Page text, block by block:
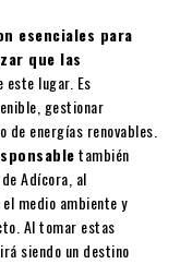
esenciales para
que las
lugar. Es
gestionar
de energías renovables.
también
Adícora, al
medio ambiente y
Al tomar estas
siendo un destino